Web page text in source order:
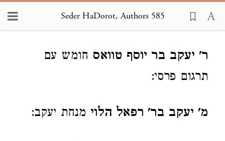
Seder HaDorot, Authors 585
ר' יעקב בר יוסף טוואס חומש עם
תרגום פרסי:
מ' יעקב בר' רפאל הלוי מנחת יעקב: